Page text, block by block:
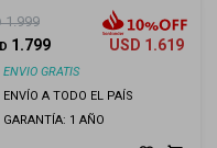
1.999
1.799 USD 1.619
ENVIO GRATIS
GARANTÍA: 1 AÑO
ENVÍO A TODO EL PAÍS